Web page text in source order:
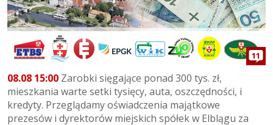
11
08.08 15:00 Zarobki sięgające ponad 300 tys. zł,
mieszkania warte setki tysięcy, auta, oszczędności, i
kredyty. Przeglądamy oświadczenia majątkowe
prezesów i dyrektorów miejskich spółek w Elblągu za